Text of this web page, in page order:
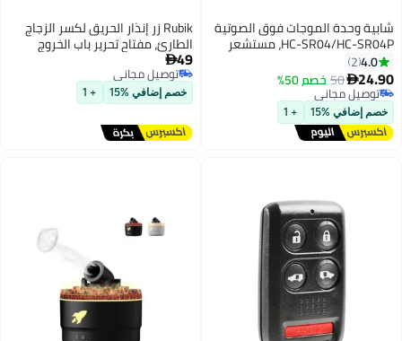
الموجات فوق الصوتية
HC-SR04/HC-SR04P، مستشعر

50خصم 50%
مجاني
مجاني
%15
+ 1
Rubik زر إنذار الحريق لكسر الزجاج
الطارئ، مفتاح تحرير باب الخروج
49
توصيل مجاني
توصيل مجاني
خصم إضافي %15 + 1